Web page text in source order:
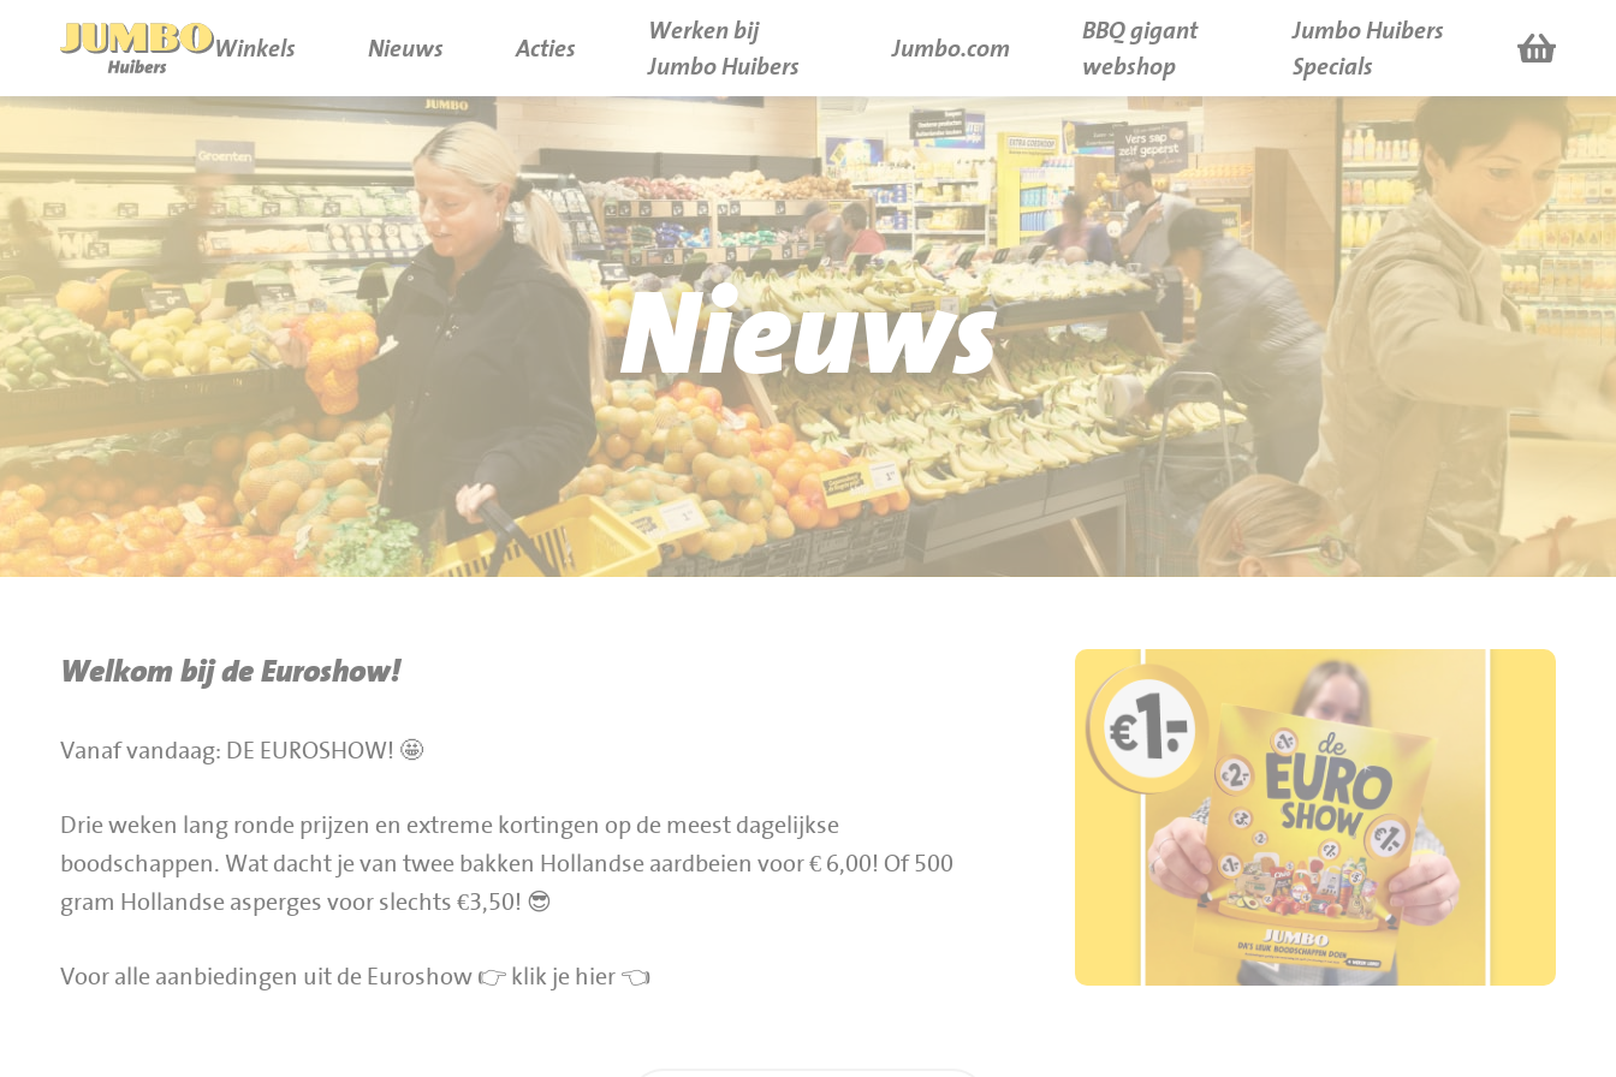
Winkels Nieuws Acties
Werken bij
Jumbo Huibers
Jumbo.com
BBQ gigant
webshop
Jumbo Huibers
Specials
P.W.A. Park
Bruïneplein
Petenbos
Nieuws
Acties
Werken bij Jumbo Huibers
Vacatures en Solliciteren
Werken en leren
Jumbo.com
BBQ gigant webshop
Nieuws
Welkom bij de Euroshow!
Vanaf vandaag: DE EUROSHOW! 🤩
Drie weken lang ronde prijzen en extreme kortingen op de meest dagelijkse
boodschappen. Wat dacht je van twee bakken Hollandse aardbeien voor € 6,00! Of 500
gram Hollandse asperges voor slechts €3,50! 😎
Voor alle aanbiedingen uit de Euroshow 👉 klik je hier 👈